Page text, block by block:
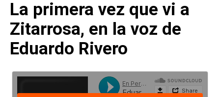
La primera vez que vi a
Zitarrosa, en la voz de
Eduardo Rivero